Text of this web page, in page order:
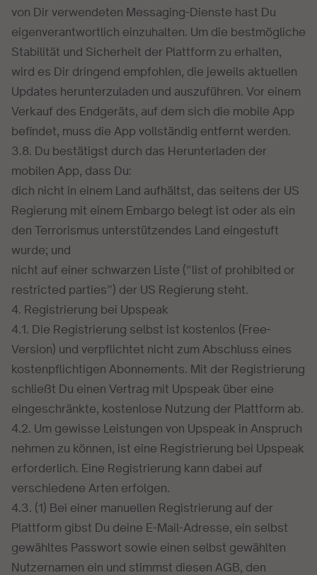
von Dir verwendeten Messaging-Dienste hast Du
eigenverantwortlich einzuhalten. Um die bestmögliche
Stabilität und Sicherheit der Plattform zu erhalten,
wird es Dir dringend empfohlen, die jeweils aktuellen
Updates herunterzuladen und auszuführen. Vor einem
Verkauf des Endgeräts, auf dem sich die mobile App
befindet, muss die App vollständig entfernt werden.
3.8. Du bestätigst durch das Herunterladen der
mobilen App, dass Du:
dich nicht in einem Land aufhältst, das seitens der US
Regierung mit einem Embargo belegt ist oder als ein
den Terrorismus unterstützendes Land eingestuft
wurde; und
nicht auf einer schwarzen Liste (“list of prohibited or
restricted parties”) der US Regierung steht.
4. Registrierung bei Upspeak
4.1. Die Registrierung selbst ist kostenlos (Free-
Version) und verpflichtet nicht zum Abschluss eines
kostenpflichtigen Abonnements. Mit der Registrierung
schließt Du einen Vertrag mit Upspeak über eine
eingeschränkte, kostenlose Nutzung der Plattform ab.
4.2. Um gewisse Leistungen von Upspeak in Anspruch
nehmen zu können, ist eine Registrierung bei Upspeak
erforderlich. Eine Registrierung kann dabei auf
verschiedene Arten erfolgen.
4.3. (1) Bei einer manuellen Registrierung auf der
Plattform gibst Du deine E-Mail-Adresse, ein selbst
gewähltes Passwort sowie einen selbst gewählten
Nutzernamen ein und stimmst diesen AGB, den